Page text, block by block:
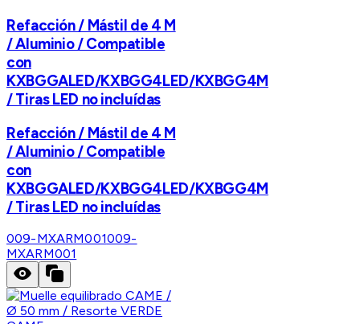
Refacción / Mástil de 4 M
/ Aluminio / Compatible
con
KXBGGALED/KXBGG4LED/KXBGG4M
/ Tiras LED no incluídas
Refacción / Mástil de 4 M
/ Aluminio / Compatible
con
KXBGGALED/KXBGG4LED/KXBGG4M
/ Tiras LED no incluídas
009-MXARM001009-
MXARM001